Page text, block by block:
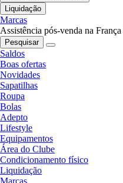
Liquidação
Marcas
Assistência pós-venda na França
Pesquisar
Saldos
Boas ofertas
Novidades
Sapatilhas
Roupa
Bolas
Adepto
Lifestyle
Equipamentos
Área do Clube
Condicionamento físico
Liquidação